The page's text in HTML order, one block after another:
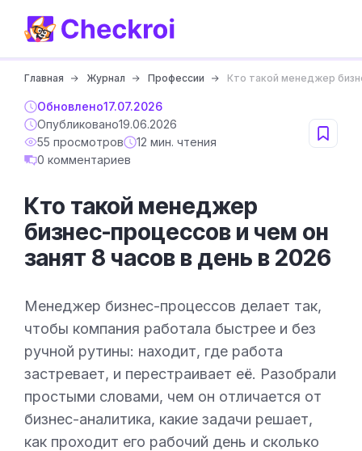
Главная Журнал Профессии Кто такой менеджер
Обновлено17.07.2026
Опубликовано19.06.2026
55 просмотров
12 мин. чтения
0 комментариев
Кто такой менеджер
бизнес-процессов и чем он
занят 8 часов в день в 2026
Менеджер бизнес-процессов делает так,
чтобы компания работала быстрее и без
ручной рутины: находит, где работа
застревает, и перестраивает её. Разобрали
простыми словами, чем он отличается от
бизнес-аналитика, какие задачи решает,
как проходит его рабочий день и сколько